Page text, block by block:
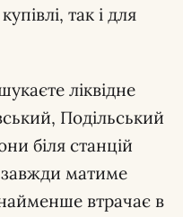
так і для
ліквідне
Подільський
біля станцій
завжди матиме
втрачає в